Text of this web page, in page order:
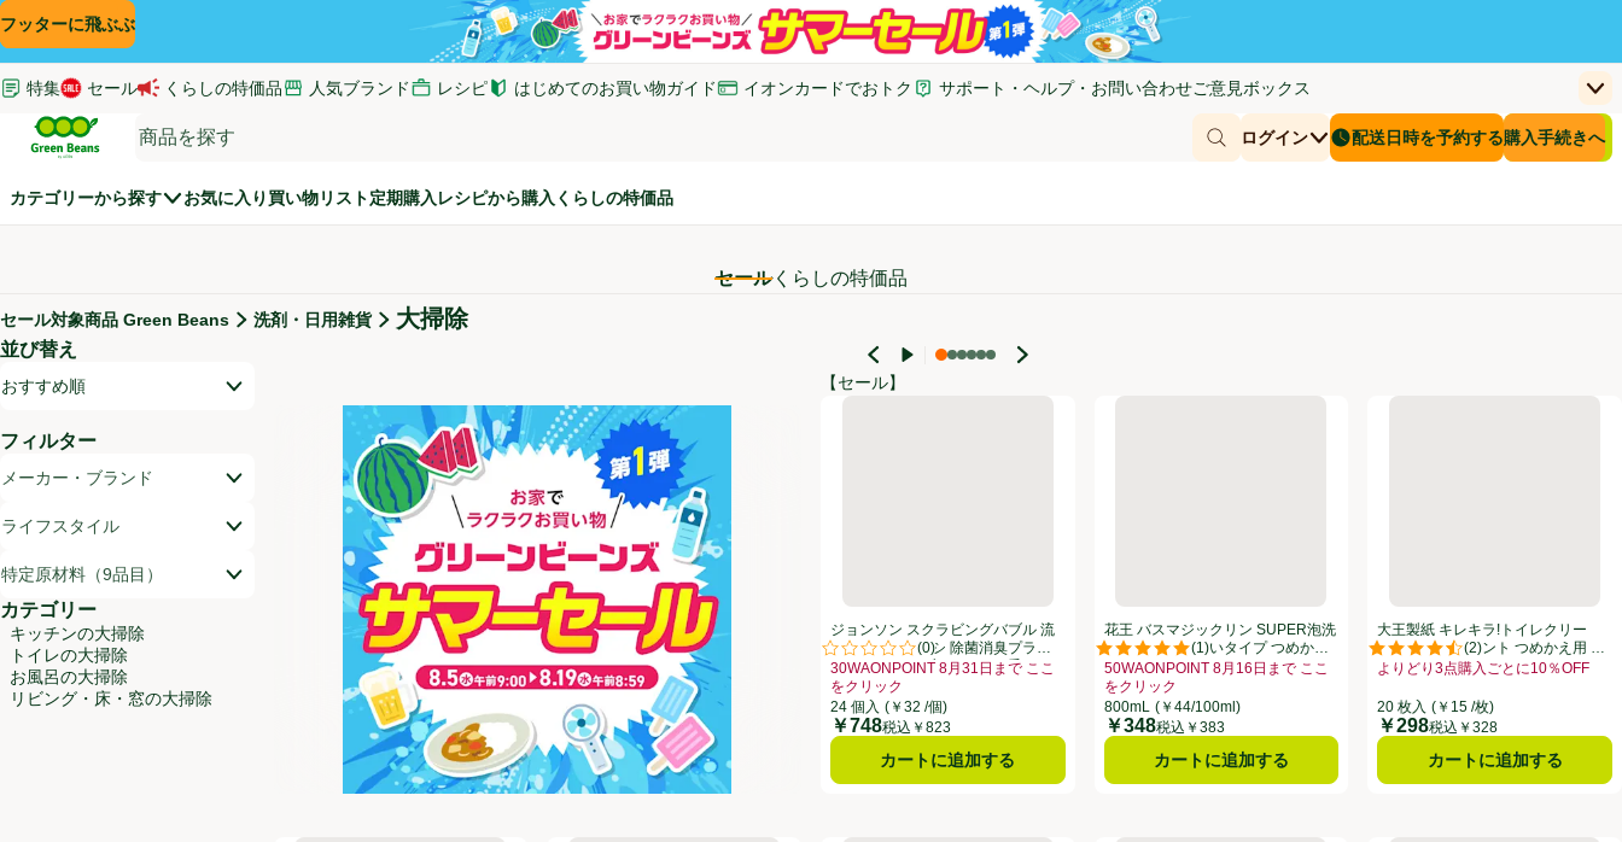
コンテンツに飛ぶ
検索に飛ぶ
フッターに飛ぶ
特集 セール くらしの特価品 人気ブランド レシピ はじめてのお買い物ガイド
(新しいウィンドウで開く)
イオンカードでおトク
(新しいウィンドウで開く)
サポート・ヘルプ・お問い合わせ
(新しいウィンドウで開く)
ご意見ボックス
(新しいウィンドウで開く)
上
Green Beans
商品を探す
ログイン
配送日時を予約する
配送日時を予約する購入手続きへ
お客さまのカ
￥0
カテゴリーから探す お気に入り 買い物リスト定期購入 レシピから購入 くらしの特価品
セールくらしの特価品
セール対象商品
セール対象商品 Green Beans 洗剤・日用雑貨 大掃除
並び替え
開いて並び替えオプションのリストを見る
おすすめ順
フィルター
メーカー・ブランド
ライフスタイル
特定原材料（9品目）
カテゴリー
キッチンの大掃除
トイレの大掃除
お風呂の大掃除
リビング・床・窓の大掃除
【セール】
ジョンソン スクラビングバブル 流せるトイレブラシ 除菌消臭プラス 付替 ホワイトブロッサムの香り
(0)
評価は0件のレビューで5点中0.0点。
ジョンソン スクラビングバブル 流
せるトイレブラシ 除菌消臭プラス
付替 ホワイトブロッサムの香り 24
コ入り
30WAONPOINT 8月31日まで ここ
をクリック
お買い得品名：30WAONPOINT 8月31日まで ここをクリック、、クリックしてこのオファーのある全商品リストを表示
24 個入 (￥32 /個)
価格
￥748税込￥823
カートに追加する
花王 バスマジックリン SUPER泡洗浄 香りが残らないタイプ つめ
(1 )
評価は1件のレビューで5点中5.0点。
花王 バスマジックリン SUPER泡洗
浄 香りが残らないタイプ つめかえ
用 800ml
50WAONPOINT 8月16日まで ここ
をクリック
お買い得品名：50WAONPOINT 8月16日まで ここをクリック、、クリックし
800mL (￥44/100ml)
価格
￥348税込￥383
カートに追加する
大王製紙 キレキラ!トイレク
(2)
評価は2件のレビューで5点中4.5
大王製紙 キレキラ!トイレクリー
ナー シトラスミント つめかえ用 20
枚
よりどり3点購入ごとに10％OFF
20 枚入 (￥15 /枚)
価格
￥298税込￥328
カートに追加する